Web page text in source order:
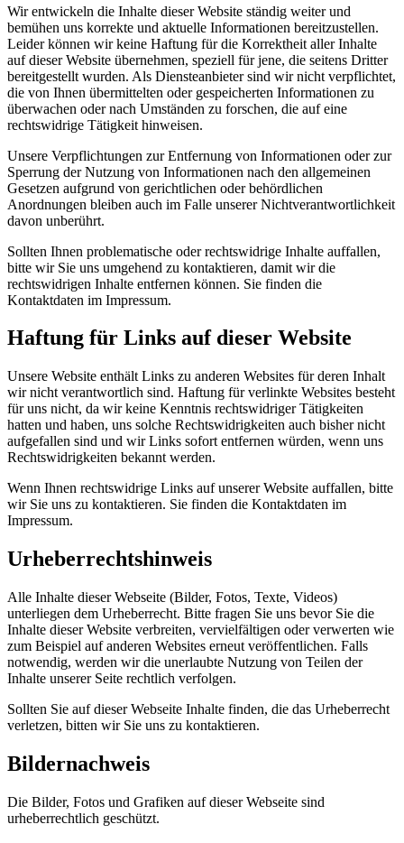
Wir entwickeln die Inhalte dieser Website ständig weiter und
bemühen uns korrekte und aktuelle Informationen bereitzustellen.
Leider können wir keine Haftung für die Korrektheit aller Inhalte
auf dieser Website übernehmen, speziell für jene, die seitens Dritter
bereitgestellt wurden. Als Diensteanbieter sind wir nicht verpflichtet,
die von Ihnen übermittelten oder gespeicherten Informationen zu
überwachen oder nach Umständen zu forschen, die auf eine
rechtswidrige Tätigkeit hinweisen.
Unsere Verpflichtungen zur Entfernung von Informationen oder zur
Sperrung der Nutzung von Informationen nach den allgemeinen
Gesetzen aufgrund von gerichtlichen oder behördlichen
Anordnungen bleiben auch im Falle unserer Nichtverantwortlichkeit
davon unberührt.
Sollten Ihnen problematische oder rechtswidrige Inhalte auffallen,
bitte wir Sie uns umgehend zu kontaktieren, damit wir die
rechtswidrigen Inhalte entfernen können. Sie finden die
Kontaktdaten im Impressum.
Haftung für Links auf dieser Website
Unsere Website enthält Links zu anderen Websites für deren Inhalt
wir nicht verantwortlich sind. Haftung für verlinkte Websites besteht
für uns nicht, da wir keine Kenntnis rechtswidriger Tätigkeiten
hatten und haben, uns solche Rechtswidrigkeiten auch bisher nicht
aufgefallen sind und wir Links sofort entfernen würden, wenn uns
Rechtswidrigkeiten bekannt werden.
Wenn Ihnen rechtswidrige Links auf unserer Website auffallen, bitte
wir Sie uns zu kontaktieren. Sie finden die Kontaktdaten im
Impressum.
Urheberrechtshinweis
Alle Inhalte dieser Webseite (Bilder, Fotos, Texte, Videos)
unterliegen dem Urheberrecht. Bitte fragen Sie uns bevor Sie die
Inhalte dieser Website verbreiten, vervielfältigen oder verwerten wie
zum Beispiel auf anderen Websites erneut veröffentlichen. Falls
notwendig, werden wir die unerlaubte Nutzung von Teilen der
Inhalte unserer Seite rechtlich verfolgen.
Sollten Sie auf dieser Webseite Inhalte finden, die das Urheberrecht
verletzen, bitten wir Sie uns zu kontaktieren.
Bildernachweis
Die Bilder, Fotos und Grafiken auf dieser Webseite sind
urheberrechtlich geschützt.